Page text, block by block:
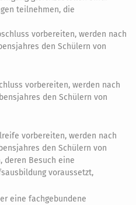
teilnehmen, die
vorbereiten, werden nach
den Schülern von
vorbereiten, werden nach
den Schülern von
vorbereiten, werden nach
den Schülern von
deren Besuch eine
voraussetzt,
eine fachgebundene